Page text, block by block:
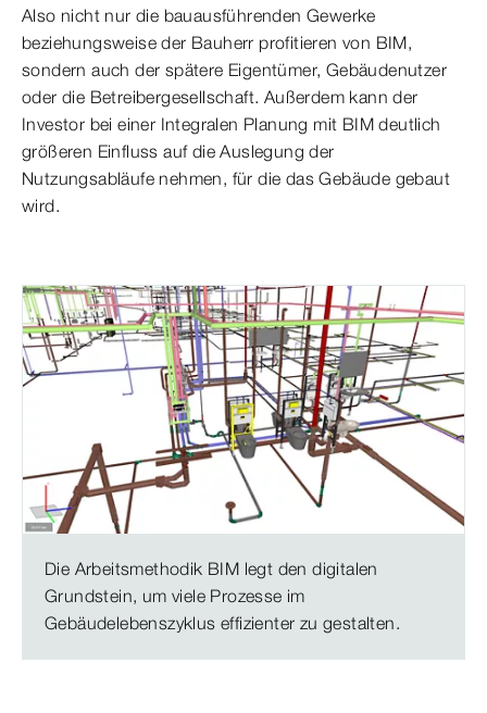
Also nicht nur die bauausführenden Gewerke
beziehungsweise der Bauherr profitieren von BIM,
sondern auch der spätere Eigentümer, Gebäudenutzer
oder die Betreibergesellschaft. Außerdem kann der
Investor bei einer Integralen Planung mit BIM deutlich
größeren Einfluss auf die Auslegung der
Nutzungsabläufe nehmen, für die das Gebäude gebaut
wird.
Die Arbeitsmethodik BIM legt den digitalen
Grundstein, um viele Prozesse im
Gebäudelebenszyklus effizienter zu gestalten.